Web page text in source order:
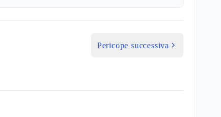
Pericope successiva